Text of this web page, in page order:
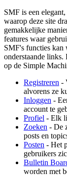
SMF is een
waarop deze site
gemakkelijke
features waar
SMF's functies kan
onderstaande
op de Simple
Registreren -
alvorens ze
Inloggen -
account te
Profiel - Elk
Zoeken - De
posts en
Posten - Het
gebruikers
Bulletin
worden met